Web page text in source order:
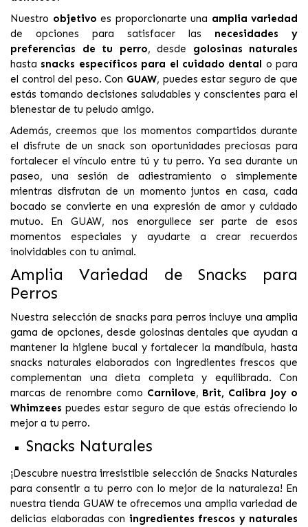
Nuestro objetivo es proporcionarte una amplia variedad
de opciones para satisfacer las necesidades y
preferencias de tu perro, desde golosinas naturales
hasta snacks específicos para el cuidado dental o para
el control del peso. Con GUAW, puedes estar seguro de que
estás tomando decisiones saludables y conscientes para el
bienestar de tu peludo amigo.
Además, creemos que los momentos compartidos durante
el disfrute de un snack son oportunidades preciosas para
fortalecer el vínculo entre tú y tu perro. Ya sea durante un
paseo, una sesión de adiestramiento o simplemente
mientras disfrutan de un momento juntos en casa, cada
bocado se convierte en una expresión de amor y cuidado
mutuo. En GUAW, nos enorgullece ser parte de esos
momentos especiales y ayudarte a crear recuerdos
inolvidables con tu animal.
Amplia Variedad de Snacks para
Perros
Nuestra selección de snacks para perros incluye una amplia
gama de opciones, desde golosinas dentales que ayudan a
mantener la higiene bucal y fortalecer la mandíbula, hasta
snacks naturales elaborados con ingredientes frescos que
complementan una dieta completa y equilibrada. Con
marcas de renombre como Carnilove, Brit, Calibra Joy o
Whimzees puedes estar seguro de que estás ofreciendo lo
mejor a tu perro.
Snacks Naturales
¡Descubre nuestra irresistible selección de Snacks Naturales
para consentir a tu perro con lo mejor de la naturaleza! En
nuestra tienda GUAW te ofrecemos una amplia variedad de
delicias elaboradas con ingredientes frescos y naturales